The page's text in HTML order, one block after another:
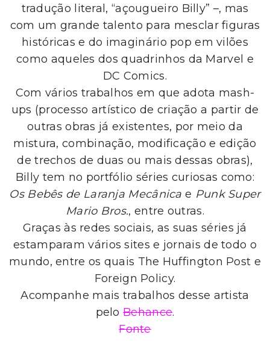
tradução literal, “açougueiro Billy” –, mas
com um grande talento para mesclar figuras
históricas e do imaginário pop em vilões
como aqueles dos quadrinhos da Marvel e
DC Comics.
Com vários trabalhos em que adota mash-
ups (processo artístico de criação a partir de
outras obras já existentes, por meio da
mistura, combinação, modificação e edição
de trechos de duas ou mais dessas obras),
Billy tem no portfólio séries curiosas como:
Os Bebês de Laranja Mecânica e Punk Super
Mario Bros., entre outras.
Graças às redes sociais, as suas séries já
estamparam vários sites e jornais de todo o
mundo, entre os quais The Huffington Post e
Foreign Policy.
Acompanhe mais trabalhos desse artista
peloBehance.
Fonte